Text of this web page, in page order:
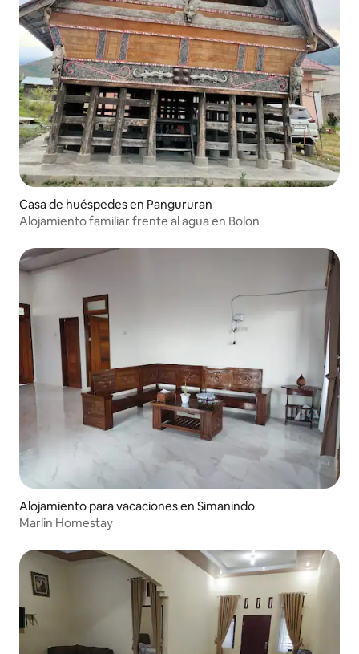
Casa de huéspedes en Pangururan
Alojamiento familiar frente al agua en Bolon
Alojamiento para vacaciones en Simanindo
Marlin Homestay